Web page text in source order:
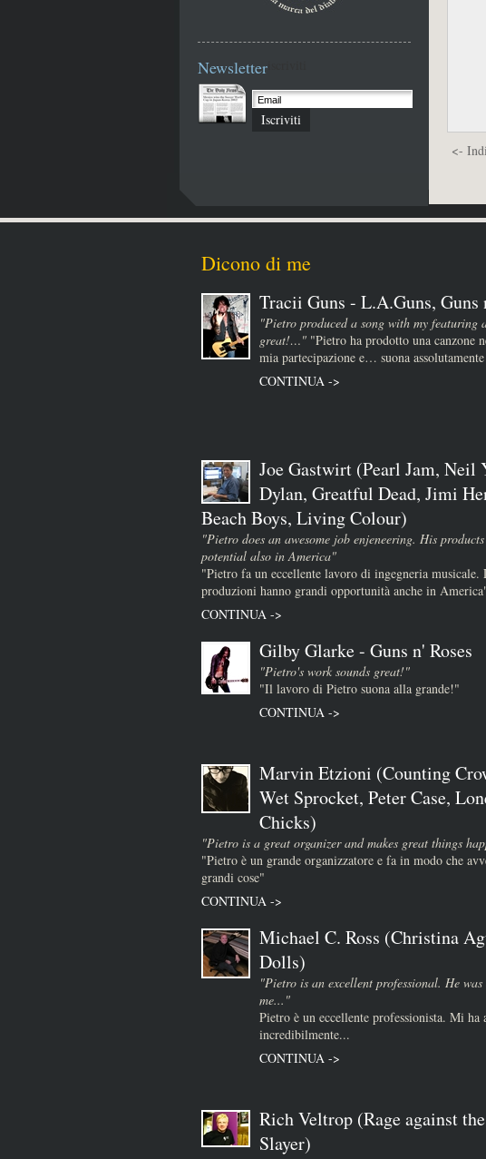
<-
Newsletter
Iscriviti
Dicono di me
Tracii Guns - L.A.Guns, Guns
"Pietro produced a song with my featuring
great!…" "Pietro ha prodotto una canzone
mia partecipazione e… suona
CONTINUA ->
Joe Gastwirt (Pearl Jam, Neil
Dylan, Greatful Dead, Jimi
Beach Boys, Living Colour)
"Pietro does an awesome job enjeneering. His
potential also in America"
"Pietro fa un eccellente lavoro di ingegneria musicale.
produzioni hanno grandi opportunità anche in
CONTINUA ->
Gilby Glarke - Guns n' Roses
"Pietro's work sounds great!"
"Il lavoro di Pietro suona alla grande!"
CONTINUA ->
Marvin Etzioni (Counting
Wet Sprocket, Peter Case,
Chicks)
"Pietro is a great organizer and makes great things
"Pietro è un grande organizzatore e fa in modo che
grandi cose"
CONTINUA ->
Michael C. Ross (Christina
Dolls)
"Pietro is an excellent professional. He
me..."
Pietro è un eccellente professionista. Mi ha
incredibilmente...
CONTINUA ->
Rich Veltrop (Rage against
Slayer)